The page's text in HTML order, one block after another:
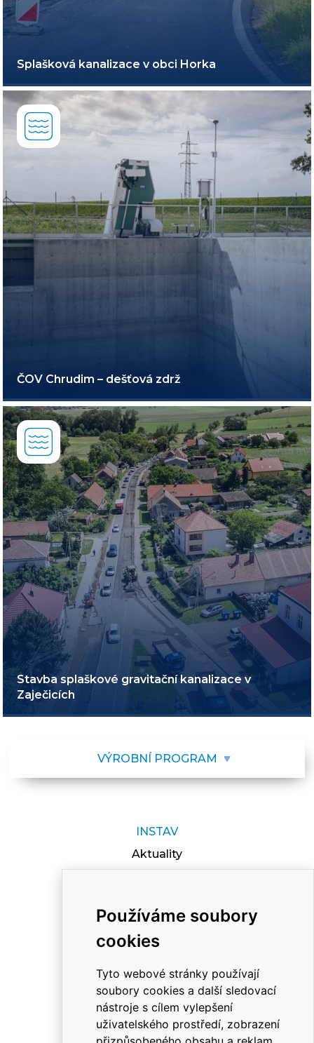
Používáme soubory
cookies
Tyto webové stránky používají
soubory cookies a další sledovací
nástroje s cílem vylepšení
uživatelského prostředí, zobrazení
Splašková kanalizace v obci Horka
ČOV Chrudim – dešťová zdrž
Stavba splaškové gravitační kanalizace v
Zaječicích
VÝROBNÍ PROGRAM
INSTAV
Aktuality
Dokumenty
Kariéra
Kontakt
RYCHLÝ KONTAKT